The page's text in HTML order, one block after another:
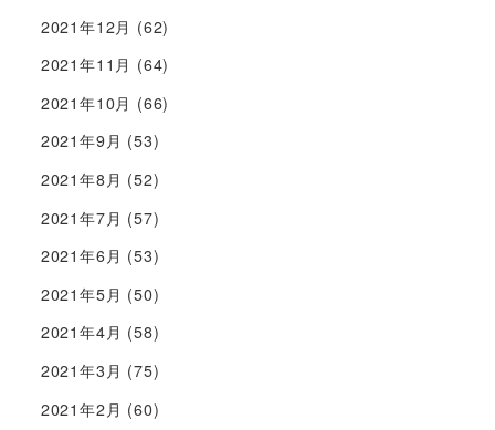
2021年12月 (62)
2021年11月 (64)
2021年10月 (66)
2021年9月 (53)
2021年8月 (52)
2021年7月 (57)
2021年6月 (53)
2021年5月 (50)
2021年4月 (58)
2021年3月 (75)
2021年2月 (60)